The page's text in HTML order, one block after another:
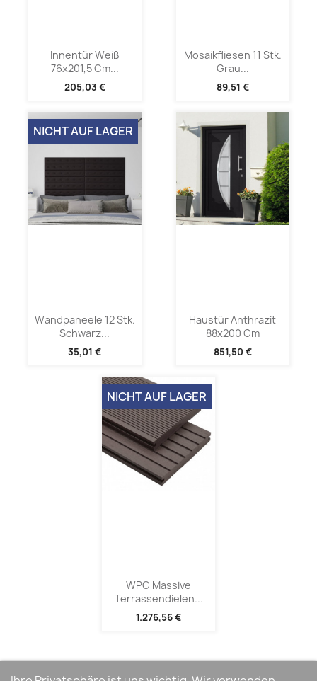
Innentür Weiß
76x201,5 Cm...
205,03 €
Mosaikfliesen 11 Stk.
Grau...
89,51 €
Wandpaneele 12 Stk.
Schwarz...
35,01 €
NICHT AUF LAGER
Haustür Anthrazit
88x200 Cm
851,50 €
WPC Massive
Terrassendielen...
1.276,56 €
NICHT AUF LAGER